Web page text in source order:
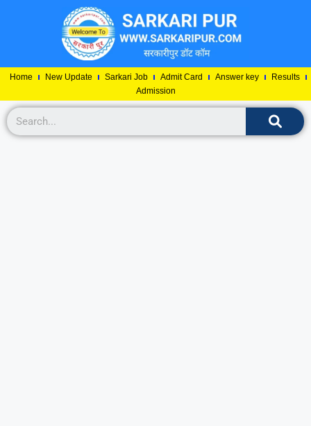
Home New Update Sarkari Job Admit Card Answer key
Results
Admission